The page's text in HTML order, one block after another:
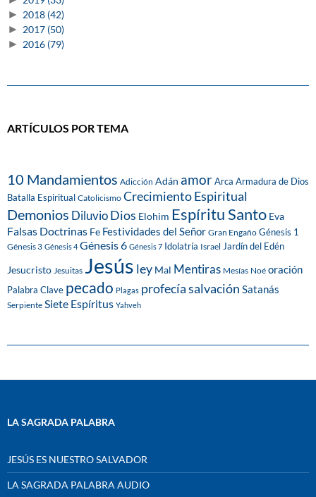
► 2018 (42)
► 2017 (50)
► 2016 (79)
ARTÍCULOS POR TEMA
10 Mandamientos Adicción Adán amorArca Armadura de Dios
Batalla Espiritual Catolicismo Crecimiento Espiritual
Demonios DiluvioDios Elohim Espíritu Santo Eva
Falsas Doctrinas Fe Festividades del Señor Gran Engaño Génesis 1
Génesis 3 Génesis 4 Génesis 6 Génesis 7 Idolatría Israel Jardín del Edén
Jesucristo Jesuitas Jesús ley Mal Mentiras Mesías Noé oración
Palabra Clave pecado Plagas profecíasalvación Satanás
Serpiente Siete Espíritus Yahveh
LA SAGRADA PALABRA
JESÚS ES NUESTRO SALVADOR
LA SAGRADA PALABRA AUDIO